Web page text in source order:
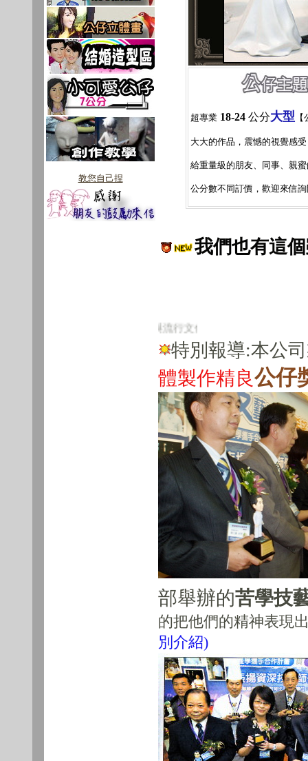
教您自己捏
超專業 18-24 公分大型
大大的作品，震憾的視覺感
給重量級的朋友、同事、親
公分數不同訂價，歡迎來信
我們也有這
品的新代號，與流行文化同步邁進。為客戶量身定做的個性化
特別報導:本公
體製作精良公仔
部舉辦的苦學技
的把他們的精神表現
別介紹)